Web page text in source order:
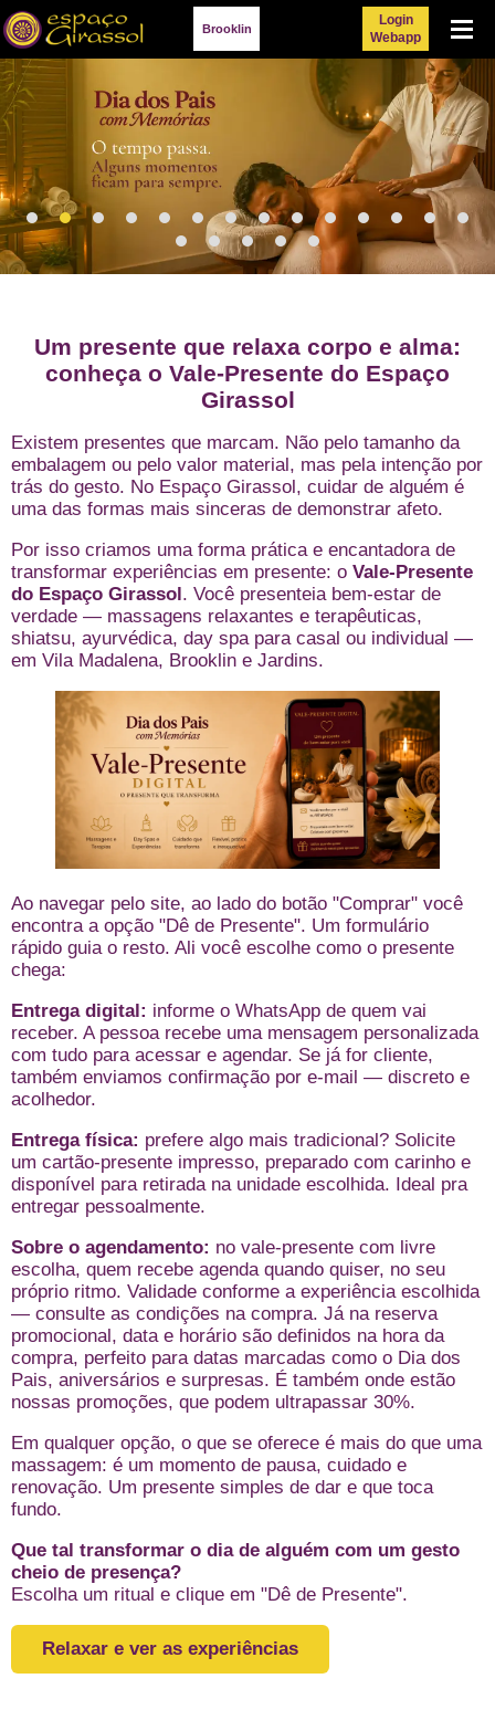
Login
WebappMenu
Brooklin
Um presente que relaxa corpo e alma:
conheça o Vale-Presente do Espaço
Girassol
Existem presentes que marcam. Não pelo tamanho da
embalagem ou pelo valor material, mas pela intenção por
trás do gesto. No Espaço Girassol, cuidar de alguém é
uma das formas mais sinceras de demonstrar afeto.
Por isso criamos uma forma prática e encantadora de
transformar experiências em presente: o Vale-Presente
do Espaço Girassol. Você presenteia bem-estar de
verdade — massagens relaxantes e terapêuticas,
shiatsu, ayurvédica, day spa para casal ou individual —
em Vila Madalena, Brooklin e Jardins.
Ao navegar pelo site, ao lado do botão "Comprar" você
encontra a opção "Dê de Presente". Um formulário
rápido guia o resto. Ali você escolhe como o presente
chega:
Entrega digital: informe o WhatsApp de quem vai
receber. A pessoa recebe uma mensagem personalizada
com tudo para acessar e agendar. Se já for cliente,
também enviamos confirmação por e-mail — discreto e
acolhedor.
Entrega física: prefere algo mais tradicional? Solicite
um cartão-presente impresso, preparado com carinho e
disponível para retirada na unidade escolhida. Ideal pra
entregar pessoalmente.
Sobre o agendamento: no vale-presente com livre
escolha, quem recebe agenda quando quiser, no seu
próprio ritmo. Validade conforme a experiência escolhida
— consulte as condições na compra. Já na reserva
promocional, data e horário são definidos na hora da
compra, perfeito para datas marcadas como o Dia dos
Pais, aniversários e surpresas. É também onde estão
nossas promoções, que podem ultrapassar 30%.
Em qualquer opção, o que se oferece é mais do que uma
massagem: é um momento de pausa, cuidado e
renovação. Um presente simples de dar e que toca
fundo.
Que tal transformar o dia de alguém com um gesto
cheio de presença?
Escolha um ritual e clique em "Dê de Presente".
Relaxar e ver as experiências